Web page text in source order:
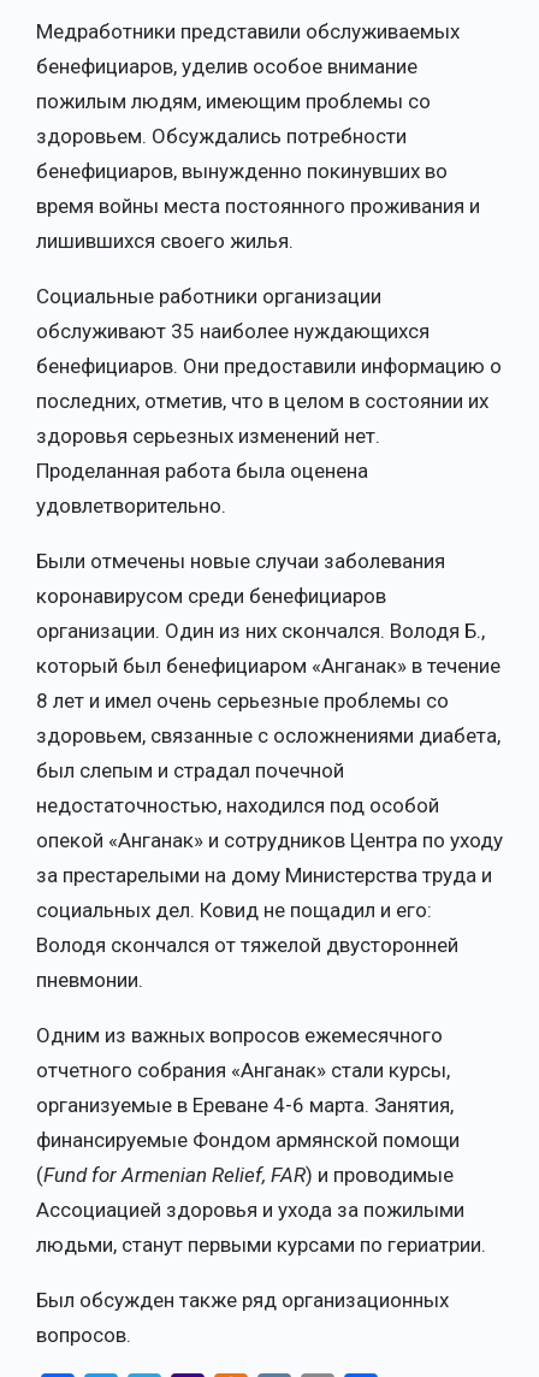
Медработники представили обслуживаемых
бенефициаров, уделив особое внимание
пожилым людям, имеющим проблемы со
здоровьем. Обсуждались потребности
бенефициаров, вынужденно покинувших во
время войны места постоянного проживания и
лишившихся своего жилья.
Социальные работники организации
обслуживают 35 наиболее нуждающихся
бенефициаров. Они предоставили информацию о
последних, отметив, что в целом в состоянии их
здоровья серьезных изменений нет.
Проделанная работа была оценена
удовлетворительно.
Были отмечены новые случаи заболевания
коронавирусом среди бенефициаров
организации. Один из них скончался. Володя Б.,
который был бенефициаром «Анганак» в течение
8 лет и имел очень серьезные проблемы со
здоровьем, связанные с осложнениями диабета,
был слепым и страдал почечной
недостаточностью, находился под особой
опекой «Анганак» и сотрудников Центра по уходу
за престарелыми на дому Министерства труда и
социальных дел. Ковид не пощадил и его:
Володя скончался от тяжелой двусторонней
пневмонии.
Одним из важных вопросов ежемесячного
отчетного собрания «Анганак» стали курсы,
организуемые в Ереване 4-6 марта. Занятия,
финансируемые Фондом армянской помощи
(Fund for Armenian Relief, FAR) и проводимые
Ассоциацией здоровья и ухода за пожилыми
людьми, станут первыми курсами по гериатрии.
Был обсужден также ряд организационных
вопросов.